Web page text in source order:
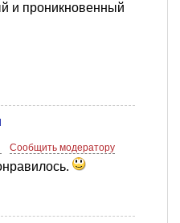
и проникновенный
Сообщить модератору